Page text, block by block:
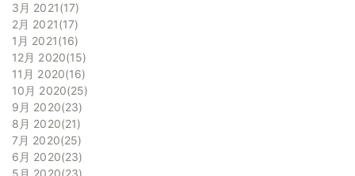
3月 2021 17
2月 2021 17
1月 2021 16
12月 2020 15
11月 2020 16
10月 2020 25
9月 2020 23
8月 2020 21
7月 2020 25
6月 2020 23